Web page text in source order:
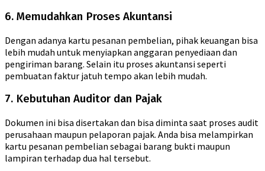
6. Memudahkan Proses Akuntansi
Dengan adanya kartu pesanan pembelian, pihak keuangan bisa
lebih mudah untuk menyiapkan anggaran penyediaan dan
pengiriman barang. Selain itu proses akuntansi seperti
pembuatan faktur jatuh tempo akan lebih mudah.
7. Kebutuhan Auditor dan Pajak
Dokumen ini bisa disertakan dan bisa diminta saat proses audit
perusahaan maupun pelaporan pajak. Anda bisa melampirkan
kartu pesanan pembelian sebagai barang bukti maupun
lampiran terhadap dua hal tersebut.